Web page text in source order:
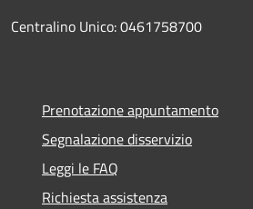
Centralino Unico: 0461758700
Prenotazione appuntamento
Segnalazione disservizio
Leggi le FAQ
Richiesta assistenza